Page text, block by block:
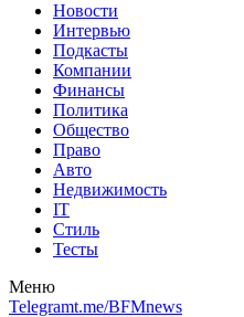
Новости
Интервью
Подкасты
Компании
Финансы
Политика
Общество
Право
Авто
Недвижимость
IT
Стиль
Тесты
Меню
Telegramt.me/BFMnews